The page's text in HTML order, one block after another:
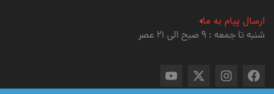
ارسال پیام به ما
شنبه تا جمعه : ۹ صبح الی ۲۱ عصر